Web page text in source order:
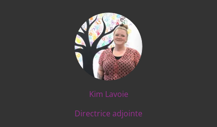
Kim Lavoie
Directrice adjointe